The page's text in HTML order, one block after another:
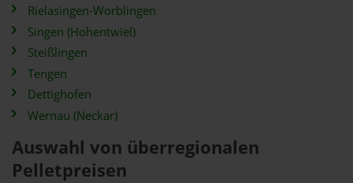
Rielasingen-Worblingen
Singen (Hohentwiel)
Steißlingen
Tengen
Dettighofen
Wernau (Neckar)
Auswahl von überregionalen
Pelletpreisen